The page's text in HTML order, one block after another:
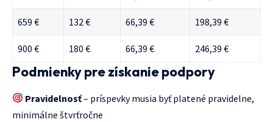
659 € 132 € 66,39 € 198,39 €
900 € 180 € 66,39 € 246,39 €
Podmienky pre získanie podpory
Pravidelnosť– príspevky musia byť platené pravidelne,
minimálne štvrťročne